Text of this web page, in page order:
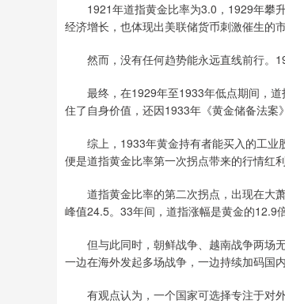
1921年道指黄金比率为3.0，1929年攀升
经济增长，也体现出美联储货币刺激催生的
然而，没有任何趋势能永远直线前行。
最终，在1929年至1933年低点期间，道
住了自身价值，还因1933年《黄金储备法
综上，1933年黄金持有者能买入的工业
便是道指黄金比率第一次拐点带来的行情红
道指黄金比率的第二次拐点，出现在大
峰值24.5。33年间，道指涨幅是黄金的12.9
但与此同时，朝鲜战争、越南战争两场无
一边在海外发起多场战争，一边持续加码国
有观点认为，一个国家可选择专注于对外